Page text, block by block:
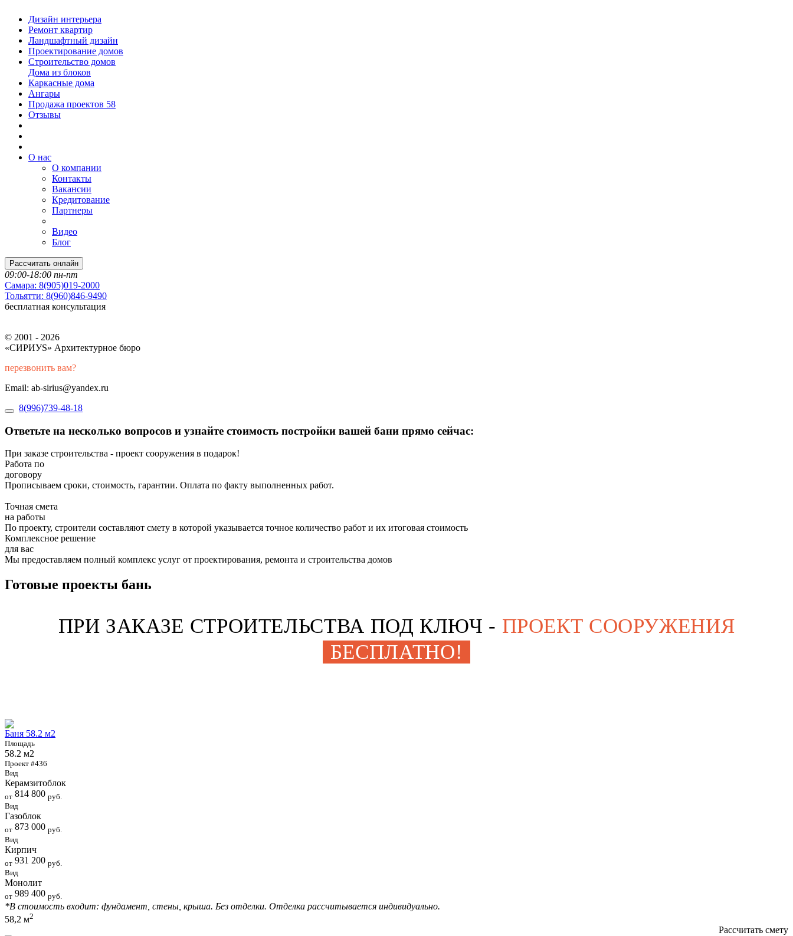
Дизайн интерьера
Ремонт квартир
Ландшафтный дизайн
Проектирование домов
Строительство домов
Дома из блоков
Каркасные дома
Ангары
Продажа проектов 58
Отзывы
О нас
О компании
Контакты
Вакансии
Кредитование
Партнеры
Видео
Блог
Рассчитать онлайн
09:00-18:00 пн-пт
Самара: 8(905)019-2000
Тольятти: 8(960)846-9490
бесплатная консультация
© 2001 - 2026
«СИРИУS» Архитектурное бюро
перезвонить вам?
Email: ab-sirius@yandex.ru
8(996)739-48-18
Ответьте на несколько вопросов и узнайте стоимость постройки вашей бани прямо сейчас:
При заказе строительства - проект сооружения в подарок!
Работа по
договору
Прописываем сроки, стоимость, гарантии. Оплата по факту выполненных работ.
Точная смета
на работы
По проекту, строители составляют смету в которой указывается точное количество работ и их итоговая стоимость
Комплексное решение
для вас
Мы предоставляем полный комплекс услуг от проектирования, ремонта и строительства домов
Готовые проекты бань
ПРИ ЗАКАЗЕ СТРОИТЕЛЬСТВА ПОД КЛЮЧ - ПРОЕКТ СООРУЖЕНИЯ
БЕСПЛАТНО!
Баня 58.2 м2
Площадь
58.2 м2
Проект #436
Вид
Керамзитоблок
от 814 800 руб.
Вид
Газоблок
от 873 000 руб.
Вид
Кирпич
от 931 200 руб.
Вид
Монолит
от 989 400 руб.
*В стоимость входит: фундамент, стены, крыша. Без отделки. Отделка рассчитывается индивидуально.
58,2 м2
Рассчитать смету